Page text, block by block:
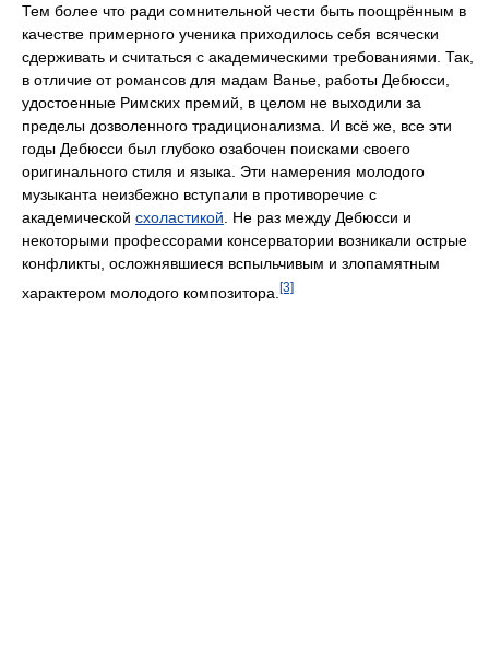
Тем более что ради сомнительной чести быть поощрённым в
качестве примерного ученика приходилось себя всячески
сдерживать и считаться с академическими требованиями. Так,
в отличие от романсов для мадам Ванье, работы Дебюсси,
удостоенные Римских премий, в целом не выходили за
пределы дозволенного традиционализма. И всё же, все эти
годы Дебюсси был глубоко озабочен поисками своего
оригинального стиля и языка. Эти намерения молодого
музыканта неизбежно вступали в противоречие с
академической схоластикой . Не раз между Дебюсси и
некоторыми профессорами консерватории возникали острые
конфликты, осложнявшиеся вспыльчивым и злопамятным
характером молодого композитора. [3]